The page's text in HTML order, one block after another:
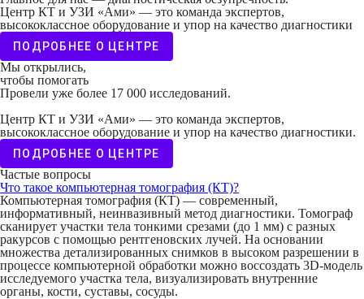
Центр КТ и УЗИ «Ами» — это команда экспертов,
высококлассное оборудование и упор на качество диагностики
ПОДРОБНЕЕ О ЦЕНТРЕ
Мы открылись,
чтобы помогать
Провели уже более 17 000 исследований.
Центр КТ и УЗИ «Ами» — это команда экспертов,
высококлассное оборудование и упор на качество диагностики.
ПОДРОБНЕЕ О ЦЕНТРЕ
Частые вопросы
Что такое компьютерная томография (КТ)?
Компьютерная томография (КТ) — современный,
информативный, неинвазивный метод диагностики. Томограф
сканирует участки тела тонкими срезами (до 1 мм) с разных
ракурсов с помощью рентгеновских лучей. На основании
множества детализированных снимков в высоком разрешении в
процессе компьютерной обработки можно воссоздать 3D-модель
исследуемого участка тела, визуализировать внутренние
органы, кости, суставы, сосуды.